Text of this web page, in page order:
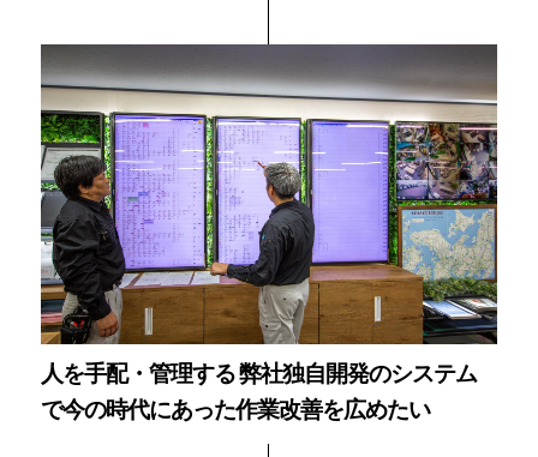
人を手配・管理する 弊社独自開発のシステム
で今の時代にあった作業改善を広めたい